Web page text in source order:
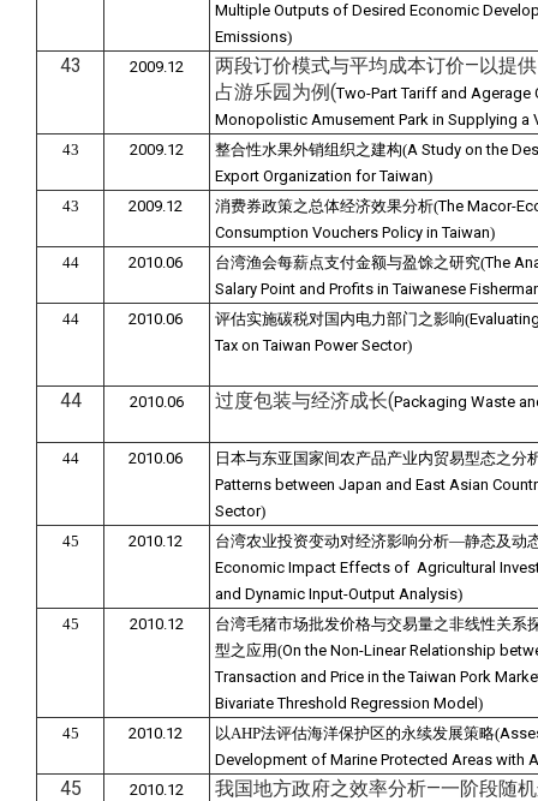
Multiple Outputs of Desired Economic
Emissions)
43 2009.12
两段订价模式与平均成本订价—以提
占游乐园为例(Two-Part Tariff and Agerage
Monopolistic Amusement Park in Supplying a
43
2009.12 整合性水果外销组织之建构(A Study on the
Export Organization for Taiwan)
43
2009.12 消费券政策之总体经济效果分析(The Macor-
Consumption Vouchers Policy in Taiwan)
44
2010.06 台湾渔会每薪点支付金额与盈馀之研究(The
Salary Point and Profits in Taiwanese
44
2010.06 评估实施碳税对国内电力部门之影响(
Tax on Taiwan Power Sector)
44 2010.06 过度包装与经济成长(Packaging Waste
44 2010.06
日本与东亚国家间农产品产业内贸易型态之分
Patterns between Japan and East Asian
Sector)
45
2010.12
台湾农业投资变动对经济影响分析—静态及动
Economic Impact Effects of Agricultural
and Dynamic Input-Output Analysis)
45
2010.12
台湾毛猪市场批发价格与交易量之非线性关
型之应用(On the Non-Linear Relationship
Transaction and Price in the Taiwan Pork
Bivariate Threshold Regression Model )
45
2010.12 以AHP法评估海洋保护区的永续发展策略(
Development of Marine Protected Areas with
45 2010.12 我国地方政府之效率分析—一阶段随